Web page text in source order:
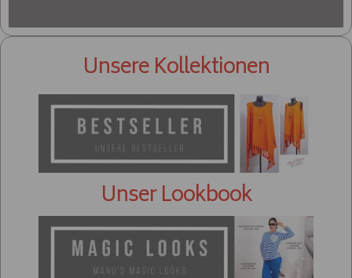
Unsere Kollektionen
Unser Lookbook